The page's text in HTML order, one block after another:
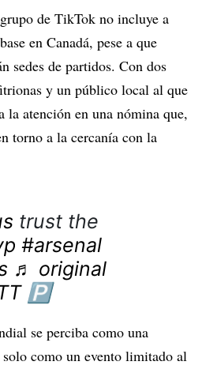
de TikTok no incluye a
en Canadá, pese a que
sedes de partidos. Con dos
y un público local al que
la atención en una nómina que,
torno a la cercanía con la
trust the
#arsenal
♬ original
🅿️
se perciba como una
como un evento limitado al